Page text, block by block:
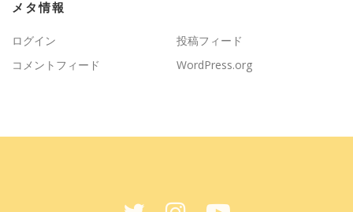
メタ情報
ログイン
投稿フィード
コメントフィード
WordPress.org